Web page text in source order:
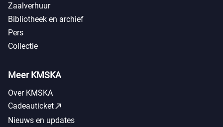
Zaalverhuur
Bibliotheek en archief
Pers
Collectie
Meer KMSKA
Over KMSKA
Cadeauticketcall_made
Nieuws en updates